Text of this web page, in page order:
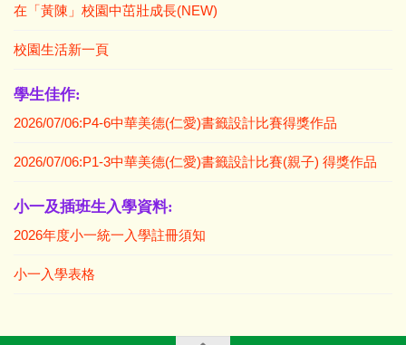
在「黃陳」校園中茁壯成長(NEW)
校園生活新一頁
學生佳作:
2026/07/06:P4-6中華美德(仁愛)書籤設計比賽得獎作品
2026/07/06:P1-3中華美德(仁愛)書籤設計比賽(親子) 得獎作品
小一及插班生入學資料:
2026年度小一統一入學註冊須知
小一入學表格